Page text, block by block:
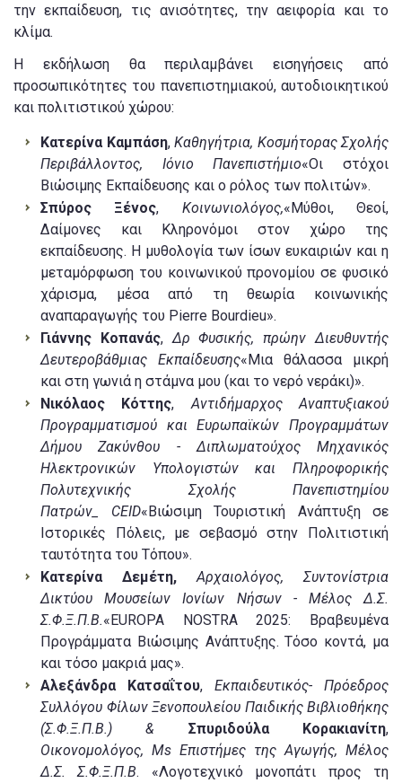
την εκπαίδευση, τις ανισότητες, την αειφορία και το
κλίμα.
Η εκδήλωση θα περιλαμβάνει εισηγήσεις από
προσωπικότητες του πανεπιστημιακού, αυτοδιοικητικού
και πολιτιστικού χώρου:
Κατερίνα Καμπάση, Καθηγήτρια, Κοσμήτορας Σχολής
Περιβάλλοντος, Ιόνιο Πανεπιστήμιο«Οι στόχοι
Βιώσιμης Εκπαίδευσης και ο ρόλος των πολιτών».
Σπύρος Ξένος, Κοινωνιολόγος,«Μύθοι, Θεοί,
Δαίμονες και Κληρονόμοι στον χώρο της
εκπαίδευσης. Η μυθολογία των ίσων ευκαιριών και η
μεταμόρφωση του κοινωνικού προνομίου σε φυσικό
χάρισμα, μέσα από τη θεωρία κοινωνικής
αναπαραγωγής του Pierre Bourdieu».
Γιάννης Κοπανάς,Δρ Φυσικής, πρώην Διευθυντής
Δευτεροβάθμιας Εκπαίδευσης«Μια θάλασσα μικρή
και στη γωνιά η στάμνα μου (και το νερό νεράκι)».
Νικόλαος Κόττης,Αντιδήμαρχος Αναπτυξιακού
Προγραμματισμού και Ευρωπαϊκών Προγραμμάτων
Δήμου Ζακύνθου - Διπλωματούχος Μηχανικός
Ηλεκτρονικών Υπολογιστών και Πληροφορικής
Πολυτεχνικής Σχολής Πανεπιστημίου
Πατρών_ CEID«Βιώσιμη Τουριστική Ανάπτυξη σε
Ιστορικές Πόλεις, με σεβασμό στην Πολιτιστική
ταυτότητα του Τόπου».
Κατερίνα Δεμέτη,Αρχαιολόγος, Συντονίστρια
Δικτύου Μουσείων Ιονίων Νήσων - Μέλος Δ.Σ.
Σ.Φ.Ξ.Π.Β.«EUROPA NOSTRA 2025: Βραβευμένα
Προγράμματα Βιώσιμης Ανάπτυξης. Τόσο κοντά, μα
και τόσο μακριά μας».
Αλεξάνδρα Κατσαΐτου, Εκπαιδευτικός- Πρόεδρος
Συλλόγου Φίλων Ξενοπουλείου Παιδικής Βιβλιοθήκης
(Σ.Φ.Ξ.Π.Β.) & Σπυριδούλα Κορακιανίτη,
Οικονομολόγος, Ms Επιστήμες της Αγωγής, Μέλος
Δ.Σ. Σ.Φ.Ξ.Π.Β. «Λογοτεχνικό μονοπάτι προς τη